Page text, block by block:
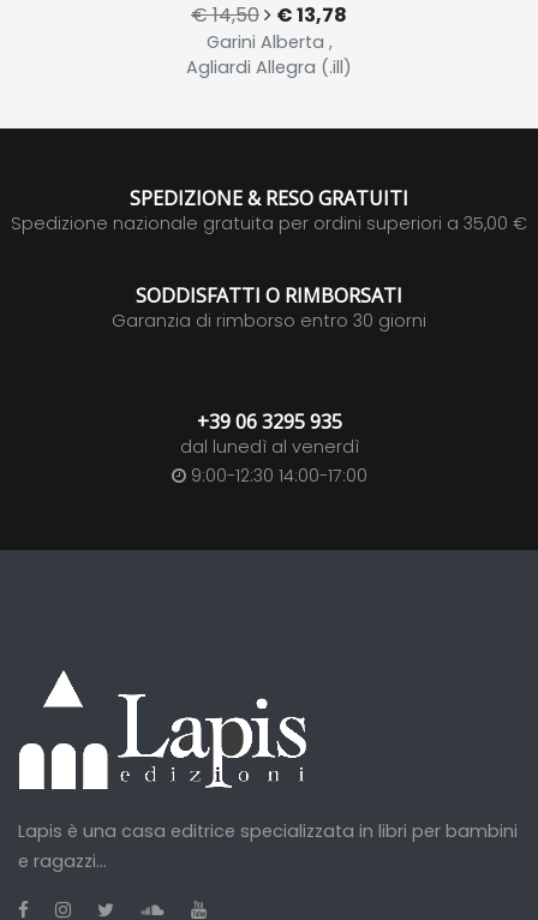
€ 14,50 € 13,78
Garini Alberta ,
Agliardi Allegra (.ill)
SPEDIZIONE & RESO GRATUITI
Spedizione nazionale gratuita per ordini superiori a 35,00 €
SODDISFATTI O RIMBORSATI
Garanzia di rimborso entro 30 giorni
+39 06 3295 935
dal lunedì al venerdì
9:00-12:30 14:00-17:00
Lapis è una casa editrice specializzata in libri per bambini
e ragazzi...